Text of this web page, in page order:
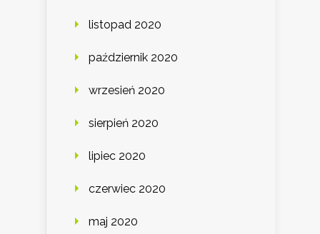
listopad 2020
październik 2020
wrzesień 2020
sierpień 2020
lipiec 2020
czerwiec 2020
maj 2020